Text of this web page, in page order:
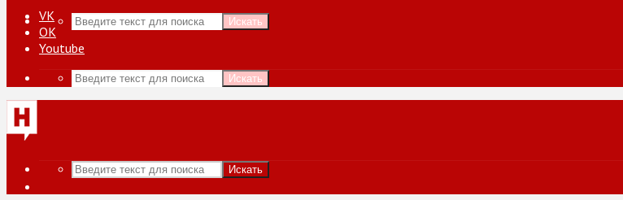
Искать
VK
ОК
Youtube
Искать
Искать